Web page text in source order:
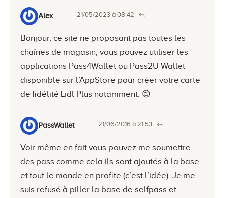
Alex 21/05/2023 à 08:42
Bonjour, ce site ne proposant pas toutes les
chaînes de magasin, vous pouvez utiliser les
applications Pass4Wallet ou Pass2U Wallet
disponible sur l’AppStore pour créer votre carte
de fidélité Lidl Plus notamment. 😊
PassWallet 21/06/2016 à 21:53
Voir même en fait vous pouvez me soumettre
des pass comme cela ils sont ajoutés à la base
et tout le monde en profite (c’est l’idée). Je me
suis refusé à piller la base de selfpass et